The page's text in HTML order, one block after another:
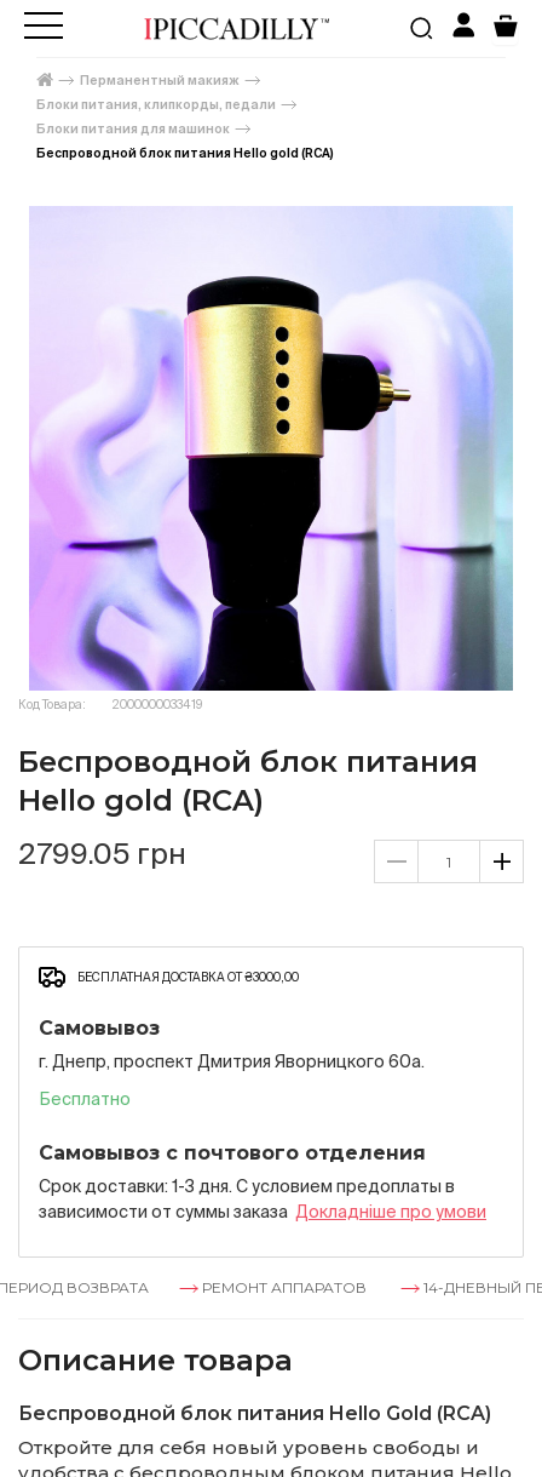
Перманентный макияж
Блоки питания, клипкорды, педали
Блоки питания для машинок
Беспроводной блок питания Hello gold (RCA)
Код Товара: 2000000033419
Беспроводной блок питания
Hello gold (RCA)
2799.05 грн
БЕСПЛАТНАЯ ДОСТАВКА ОТ ₴3000,00
Самовывоз
г. Днепр, проспект Дмитрия Яворницкого 60а.
Бесплатно
Самовывоз с почтового отделения
Срок доставки: 1-3 дня. С условием предоплаты в
зависимости от суммы заказа Докладнiше про умови
ВОЗВРАТА РЕМОНТ АППАРАТОВ 14-ДНЕВНЫЙ
Описание товара
Беспроводной блок питания Hello Gold (RCA)
Откройте для себя новый уровень свободы и